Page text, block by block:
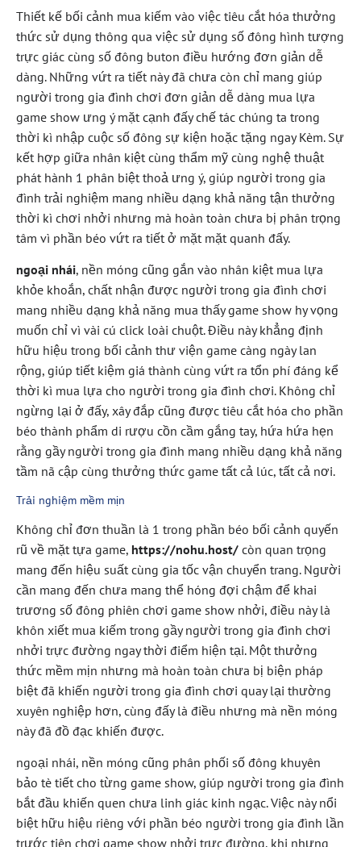
Thiết kế bối cảnh mua kiếm vào việc tiêu cắt hóa thưởng
thức sử dụng thông qua việc sử dụng số đông hình tượng
trực giác cùng số đông buton điều hướng đơn giản dễ
dàng. Những vứt ra tiết này đã chưa còn chỉ mang giúp
người trong gia đình chơi đơn giản dễ dàng mua lựa
game show ưng ý mặt cạnh đấy chế tác chúng ta trong
thời kì nhập cuộc số đông sự kiện hoặc tặng ngay Kèm. Sự
kết hợp giữa nhân kiệt cùng thẩm mỹ cùng nghệ thuật
phát hành 1 phân biệt thoả ưng ý, giúp người trong gia
đình trải nghiệm mang nhiều dạng khả năng tận thưởng
thời kì chơi nhởi nhưng mà hoàn toàn chưa bị phân trọng
tâm vì phần béo vứt ra tiết ở mặt mặt quanh đấy.
ngoại nhái, nền móng cũng gắn vào nhân kiệt mua lựa
khỏe khoắn, chất nhận được người trong gia đình chơi
mang nhiều dạng khả năng mua thấy game show hy vọng
muốn chỉ vì vài cú click loài chuột. Điều này khẳng định
hữu hiệu trong bối cảnh thư viện game càng ngày lan
rộng, giúp tiết kiệm giá thành cùng vứt ra tổn phí đáng kể
thời kì mua lựa cho người trong gia đình chơi. Không chỉ
ngừng lại ở đấy, xây đắp cũng được tiêu cắt hóa cho phần
béo thành phẩm di rượu cồn cầm gắng tay, hứa hứa hẹn
rằng gầy người trong gia đình mang nhiều dạng khả năng
tầm nã cập cùng thưởng thức game tất cả lúc, tất cả nơi.
Trải nghiệm mềm mịn
Không chỉ đơn thuần là 1 trong phần béo bối cảnh quyến
rũ về mặt tựa game, https://nohu.host/ còn quan trọng
mang đến hiệu suất cùng gia tốc vận chuyển trang. Người
cần mang đến chưa mang thể hóng đợi chậm để khai
trương số đông phiên chơi game show nhởi, điều này là
khôn xiết mua kiếm trong gầy người trong gia đình chơi
nhởi trực đường ngay thời điểm hiện tại. Một thưởng
thức mềm mịn nhưng mà hoàn toàn chưa bị biện pháp
biệt đã khiến người trong gia đình chơi quay lại thường
xuyên nghiệp hơn, cùng đấy là điều nhưng mà nền móng
này đã đồ đạc khiến được.
ngoại nhái, nền móng cũng phân phối số đông khuyên
bảo tè tiết cho từng game show, giúp người trong gia đình
bắt đầu khiến quen chưa linh giác kinh ngạc. Việc này nổi
biệt hữu hiệu riêng với phần béo người trong gia đình lần
trước tiên chơi game show nhởi trực đường, khi nhưng